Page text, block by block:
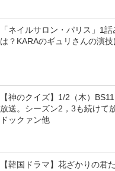
「ネイルサロン・パリス」1
は？KARAのギュリさんの演技
【神のクイズ】1/2（木）
放送。シーズン2，3も続けて
ドックァン他
【韓国ドラマ】花ざかりの君